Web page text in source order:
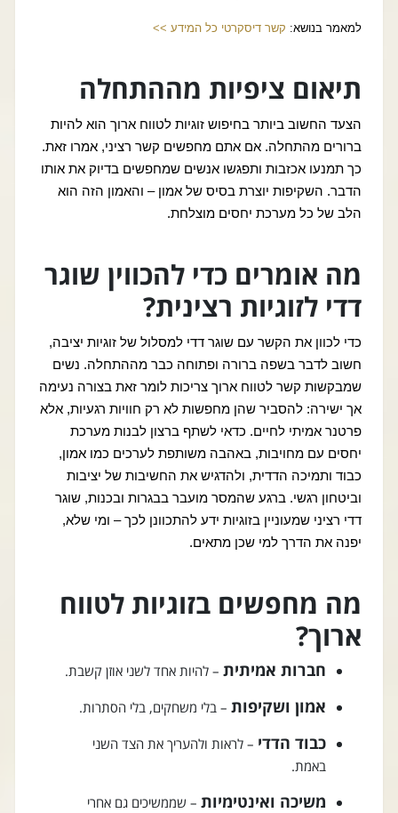
למאמר בנושא: קשר דיסקרטי כל המידע >>
תיאום ציפיות מההתחלה
הצעד החשוב ביותר בחיפוש זוגיות לטווח ארוך הוא להיות
ברורים מהתחלה. אם אתם מחפשים קשר רציני, אמרו זאת.
כך תמנעו אכזבות ותפגשו אנשים שמחפשים בדיוק את אותו
הדבר. השקיפות יוצרת בסיס של אמון – והאמון הזה הוא
הלב של כל מערכת יחסים מוצלחת.
מה אומרים כדי להכווין שוגר
דדי לזוגיות רצינית?
כדי לכוון את הקשר עם שוגר דדי למסלול של זוגיות יציבה,
חשוב לדבר בשפה ברורה ופתוחה כבר מההתחלה. נשים
שמבקשות קשר לטווח ארוך צריכות לומר זאת בצורה נעימה
אך ישירה: להסביר שהן מחפשות לא רק חוויות רגעיות, אלא
פרטנר אמיתי לחיים. כדאי לשתף ברצון לבנות מערכת
יחסים עם מחויבות, באהבה משותפת לערכים כמו אמון,
כבוד ותמיכה הדדית, ולהדגיש את החשיבות של יציבות
וביטחון רגשי. ברגע שהמסר מועבר בבגרות ובכנות, שוגר
דדי רציני שמעוניין בזוגיות ידע להתכוונן לכך – ומי שלא,
יפנה את הדרך למי שכן מתאים.
מה מחפשים בזוגיות לטווח
ארוך?
חברות אמיתית – להיות אחד לשני אוזן קשבת.
אמון ושקיפות – בלי משחקים, בלי הסתרות.
כבוד הדדי – לראות ולהעריך את הצד השני
באמת.
משיכה ואינטימיות – שממשיכים גם אחרי